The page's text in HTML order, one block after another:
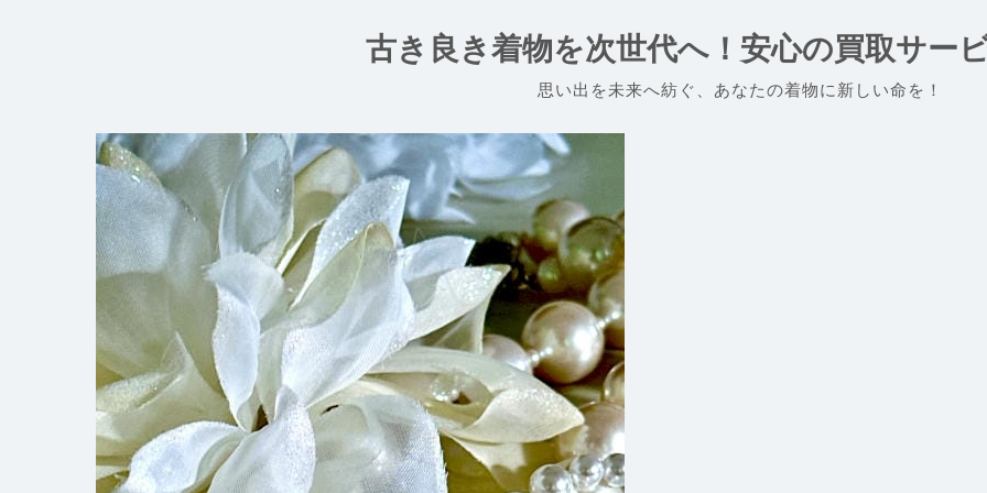
古き良き着物を次世代へ！安心の買取サー
思い出を未来へ紡ぐ、あなたの着物に新しい命を！